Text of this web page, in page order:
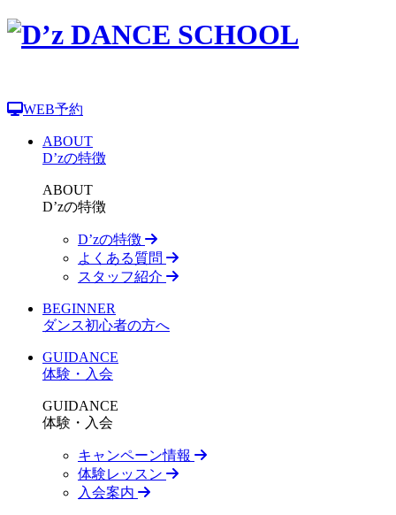
WEB予約
ABOUT
D’zの特徴
ABOUT
D’zの特徴
D’zの特徴
よくある質問
スタッフ紹介
BEGINNER
ダンス初心者の方へ
GUIDANCE
体験・入会
GUIDANCE
体験・入会
キャンペーン情報
体験レッスン
入会案内